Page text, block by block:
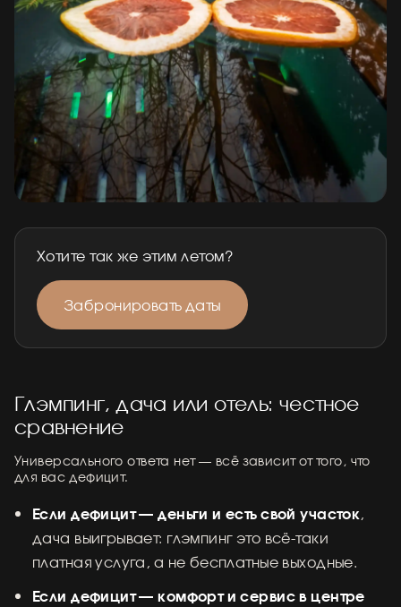
Хотите так же этим летом?
Забронировать даты
Глэмпинг, дача или отель: честное
сравнение
Универсального ответа нет — всё зависит от того, что
для вас дефицит.
Если дефицит — деньги и есть свой участок,
дача выигрывает: глэмпинг это всё-таки
платная услуга, а не бесплатные выходные.
Если дефицит — комфорт и сервис в центре